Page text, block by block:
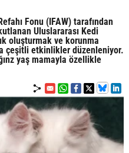
Fonu (IFAW) tarafından
Uluslararası Kedi
oluşturmak ve korunma
çeşitli etkinlikler düzenleniyor.
yaş mamayla özellikle